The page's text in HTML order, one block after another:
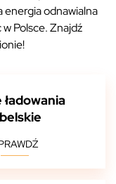
energia odnawialna
Polsce. Znajdź